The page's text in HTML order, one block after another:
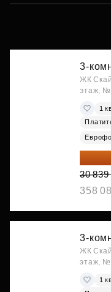
3-
ЖК
этаж,
1
24
30
358
3-
ЖК
этаж,
1